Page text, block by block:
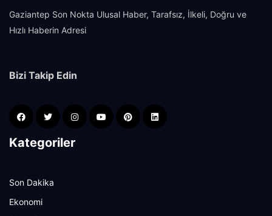
Gaziantep Son Nokta Ulusal Haber, Tarafsız, İlkeli, Doğru ve
Hızlı Haberin Adresi
Bizi Takip Edin
Kategoriler
Son Dakika
Ekonomi